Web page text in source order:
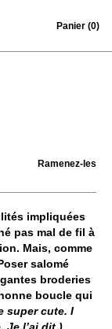
Panier (0)
Ramenez-les
impliquées
pas mal de fil à
Mais, comme
salomé
broderies
boucle qui
super cute. I